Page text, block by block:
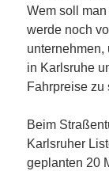
Wem soll
werde noch
in Karlsruhe
Fahrpreise zu
Beim
Karlsruher
geplanten 20